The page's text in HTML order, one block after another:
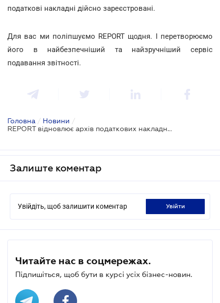
податкові накладні дійсно зареєстровані.
Для вас ми поліпшуємо REPORT щодня. І перетворюємо
його в найбезпечніший та найзручніший сервіс
подавання звітності.
Головна / Новини /
REPORT відновлює архів податкових накладних!
Залиште коментар
Увійдіть, щоб залишити коментар увійти
Читайте нас в соцмережах.
Підпишіться, щоб бути в курсі усіх бізнес-новин.